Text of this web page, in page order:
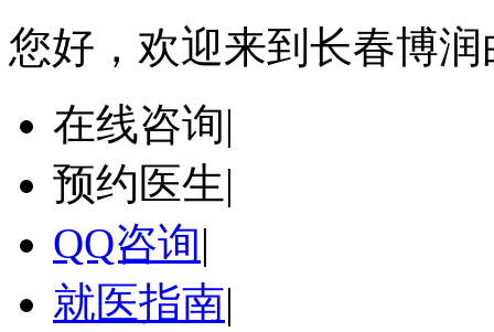
您好，欢迎来到长春博
在线咨询|
预约医生|
QQ咨询|
就医指南|